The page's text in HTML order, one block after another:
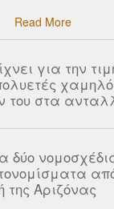
Read More
για την
του στα
δύο
της Αριζόνας